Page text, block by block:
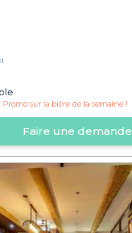
Promo sur la bière de la semaine !
Faire une demande